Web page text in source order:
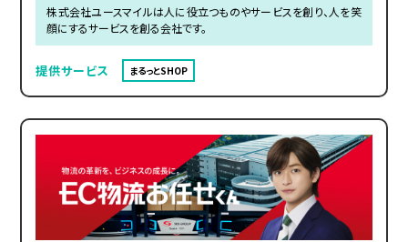
株式会社ユースマイルは人に役立つものやサービスを創り、人を笑
顔にするサービスを創る会社です。
提供サービス まるっとSHOP